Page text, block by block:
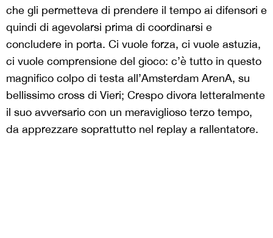
che gli permetteva di prendere il tempo ai difensori e
quindi di agevolarsi prima di coordinarsi e
concludere in porta. Ci vuole forza, ci vuole astuzia,
ci vuole comprensione del gioco: c’è tutto in questo
magnifico colpo di testa all’Amsterdam ArenA, su
bellissimo cross di Vieri; Crespo divora letteralmente
il suo avversario con un meraviglioso terzo tempo,
da apprezzare soprattutto nel replay a rallentatore.